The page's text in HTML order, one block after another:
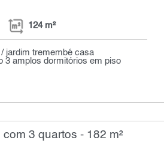
124 m²
jardim tremembé casa
3 amplos dormitórios em piso
3 quartos - 182 m²